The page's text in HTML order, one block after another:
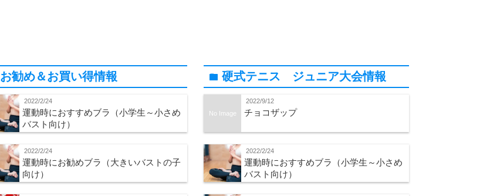
お勧め＆お買い得情報
2022/2/24
運動時におすすめブラ（小学生～小さめ
バスト向け）
2022/2/24
運動時にお勧めブラ（大きいバストの子
向け）
folder 硬式テニス ジュニア大会情報
No Image
2022/9/12
チョコザップ
2022/2/24
運動時におすすめブラ（小学生～小さめ
バスト向け）